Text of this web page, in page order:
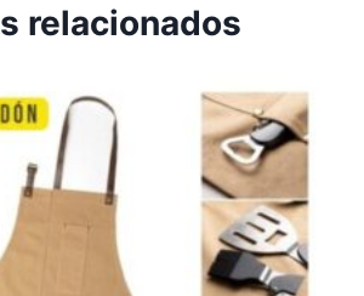
relacionados